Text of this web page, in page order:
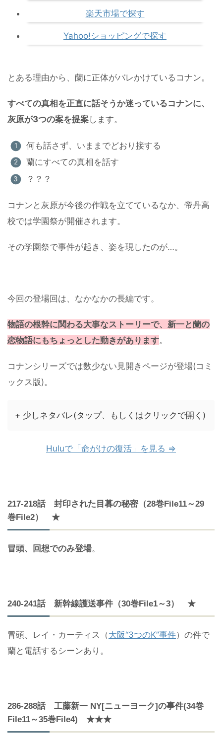
楽天市場で探す
Yahoo!ショッピングで探す
とある理由から、蘭に正体がバレかけているコナン。
すべての真相を正直に話そうか迷っているコナンに、
灰原が3つの案を提案します。
何も話さず、いままでどおり接する
蘭にすべての真相を話す
？？？
コナンと灰原が今後の作戦を立てているなか、帝丹高
校では学園祭が開催されます。
その学園祭で事件が起き、姿を現したのが…。
今回の登場回は、なかなかの長編です。
物語の根幹に関わる大事なストーリーで、新一と蘭の
恋物語にもちょっとした動きがあります。
コナンシリーズでは数少ない見開きページが登場(コミ
ックス版)。
+ 少しネタバレ(タップ、もしくはクリックで開く)
Huluで「命がけの復活」を見る ⇒
217-218話 封印された目暮の秘密（28巻File11～29
巻File2） ★
冒頭、回想でのみ登場。
240-241話 新幹線護送事件（30巻File1～3） ★
冒頭、レイ・カーティス（大阪“3つのK”事件）の件で
蘭と電話するシーンあり。
286-288話 工藤新一 NY[ニューヨーク]の事件(34巻
File11～35巻File4) ★★★